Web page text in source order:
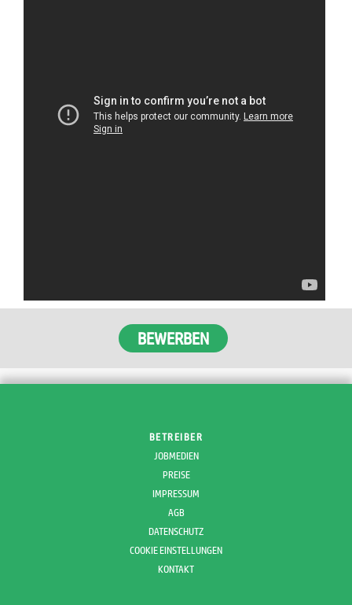
BEWERBEN
BETREIBER
JOBMEDIEN
PREISE
IMPRESSUM
AGB
DATENSCHUTZ
COOKIE EINSTELLUNGEN
KONTAKT